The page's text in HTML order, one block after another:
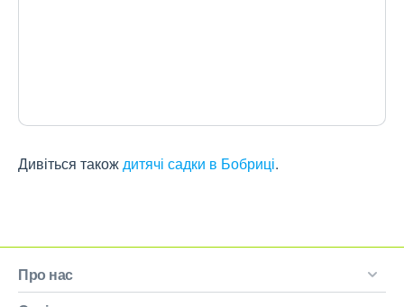
Дивіться такождитячі садки в Бобриці.
Про нас